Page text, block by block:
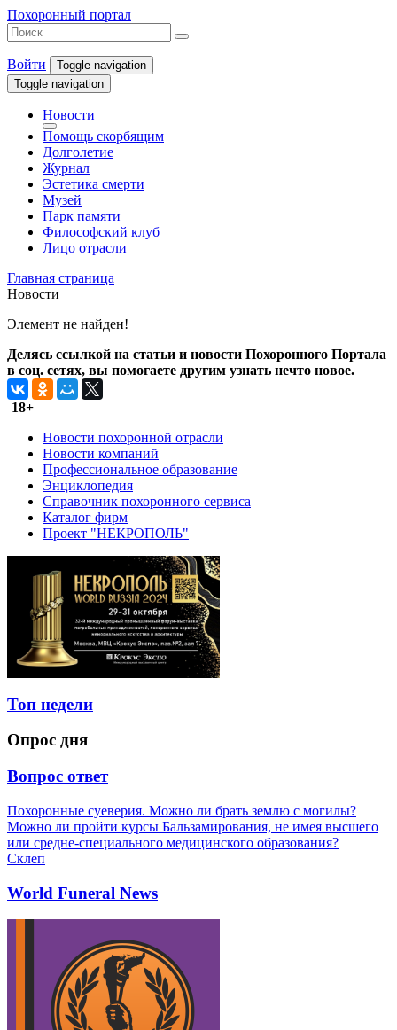
Похоронный портал
Войти
Toggle navigation
Toggle navigation
Новости
Помощь скорбящим
Долголетие
Журнал
Эстетика смерти
Музей
Парк памяти
Философский клуб
Лицо отрасли
Главная страница
Новости
Элемент не найден!
Делясь ссылкой на статьи и новости Похоронного Портала
в соц. сетях, вы помогаете другим узнать нечто новое.
18+
Новости похоронной отрасли
Новости компаний
Профессиональное образование
Энциклопедия
Справочник похоронного сервиса
Каталог фирм
Проект "НЕКРОПОЛЬ"
Топ недели
Опрос дня
Вопрос ответ
Похоронные суеверия. Можно ли брать землю с могилы?
Можно ли пройти курсы Бальзамирования, не имея высшего
или средне-специального медицинского образования?
Склеп
World Funeral News